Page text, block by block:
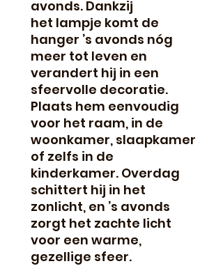
avonds. Dankzij
het lampje komt de
hanger ’s avonds nóg
meer tot leven en
verandert hij in een
sfeervolle decoratie.
Plaats hem eenvoudig
voor het raam, in de
woonkamer, slaapkamer
of zelfs in de
kinderkamer. Overdag
schittert hij in het
zonlicht, en ’s avonds
zorgt het zachte licht
voor een warme,
gezellige sfeer.